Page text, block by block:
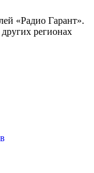
«Радио Гарант».
регионах